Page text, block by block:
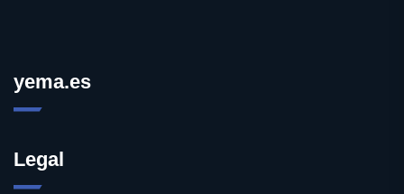
yema.es
Legal